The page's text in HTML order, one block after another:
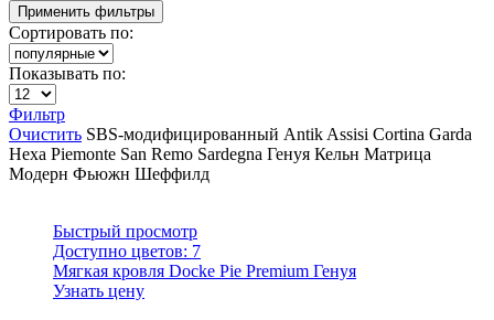
Сортировать по:
Показывать по:
Фильтр
Очистить SBS-модифицированный Antik Assisi Cortina Garda
Hexa Piemonte San Remo Sardegna Генуя Кельн Матрица
Модерн Фьюжн Шеффилд
Быстрый просмотр
Доступно цветов: 7
Мягкая кровля Docke Pie Premium Генуя
Узнать цену